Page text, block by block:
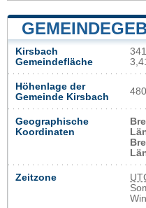
Kirsbach
Gemeindefläche
Höhenlage der
Gemeinde Kirsbach
Geographische
Koordinaten
Zeitzone